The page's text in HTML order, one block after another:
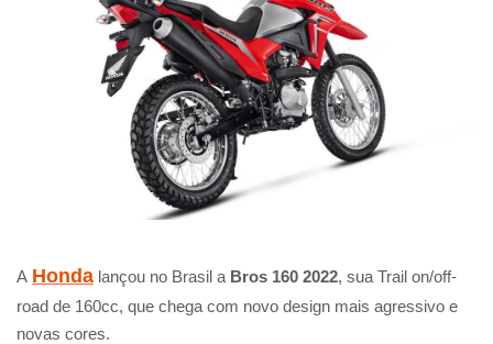
A Honda lançou no Brasil a Bros 160 2022, sua Trail on/off-
road de 160cc, que chega com novo design mais agressivo e
novas cores.